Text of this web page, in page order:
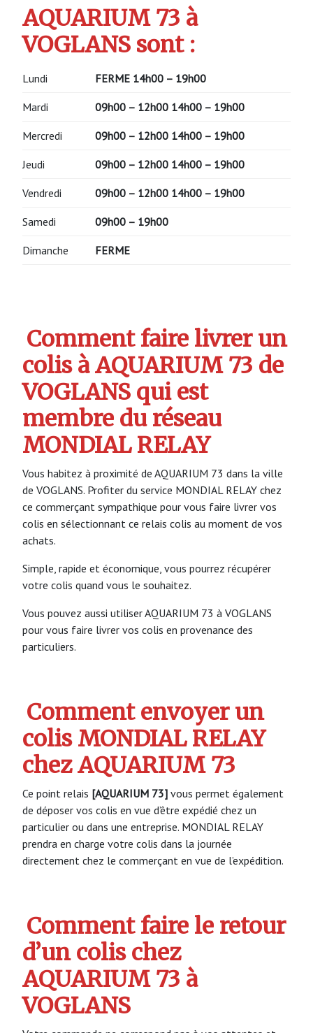
AQUARIUM 73 à
VOGLANS sont :
Lundi FERME 14h00 – 19h00
Mardi 09h00 – 12h00 14h00 – 19h00
Mercredi 09h00 – 12h00 14h00 – 19h00
Jeudi 09h00 – 12h00 14h00 – 19h00
Vendredi 09h00 – 12h00 14h00 – 19h00
Samedi 09h00 – 19h00
Dimanche FERME
Comment faire livrer un
colis à AQUARIUM 73 de
VOGLANS qui est
membre du réseau
MONDIAL RELAY
Vous habitez à proximité de AQUARIUM 73 dans la ville
de VOGLANS. Profiter du service MONDIAL RELAY chez
ce commerçant sympathique pour vous faire livrer vos
colis en sélectionnant ce relais colis au moment de vos
achats.
Simple, rapide et économique, vous pourrez récupérer
votre colis quand vous le souhaitez.
Vous pouvez aussi utiliser AQUARIUM 73 à VOGLANS
pour vous faire livrer vos colis en provenance des
particuliers.
Comment envoyer un
colis MONDIAL RELAY
chez AQUARIUM 73
Ce point relais [AQUARIUM 73] vous permet également
de déposer vos colis en vue d’être expédié chez un
particulier ou dans une entreprise. MONDIAL RELAY
prendra en charge votre colis dans la journée
directement chez le commerçant en vue de l’expédition.
Comment faire le retour
d’un colis chez
AQUARIUM 73 à
VOGLANS